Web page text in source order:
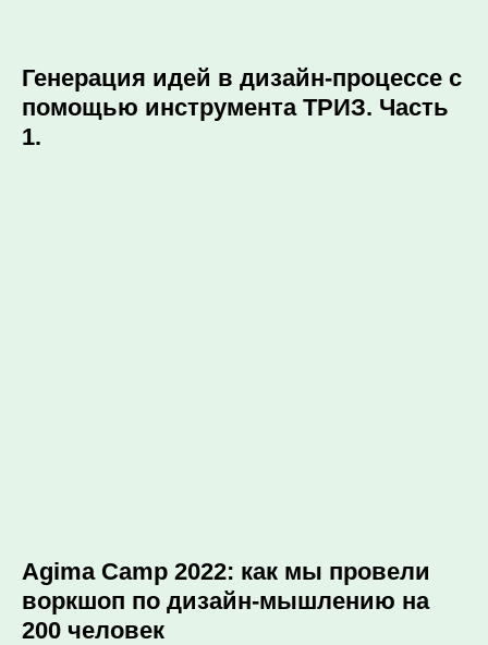
Генерация идей в дизайн-процессе с
помощью инструмента ТРИЗ. Часть
1.
Agima Camp 2022: как мы провели
воркшоп по дизайн-мышлению на
200 человек